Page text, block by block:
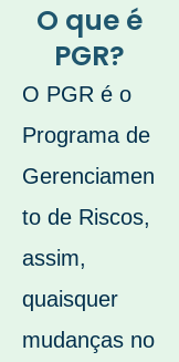
O que é
PGR?
O PGR é o
Programa de
Gerenciamen
to de Riscos,
assim,
quaisquer
mudanças no